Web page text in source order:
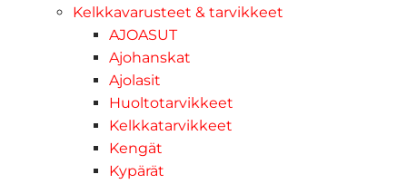
Kelkkavarusteet & tarvikkeet
AJOASUT
Ajohanskat
Ajolasit
Huoltotarvikkeet
Kelkkatarvikkeet
Kengät
Kypärät